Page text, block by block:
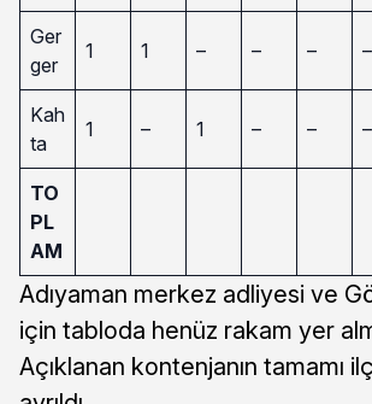
Ger
ger
1 1 – – – –
Kah
ta
1 – 1 – – –
TO
PL
AM
Adıyaman merkez adliyesi ve
için tabloda henüz rakam yer
Açıklanan kontenjanın tamamı